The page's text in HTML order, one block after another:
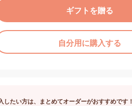
ギフトを贈る
自分用に購入する
たい方は、まとめてオーダーがおすすめです！